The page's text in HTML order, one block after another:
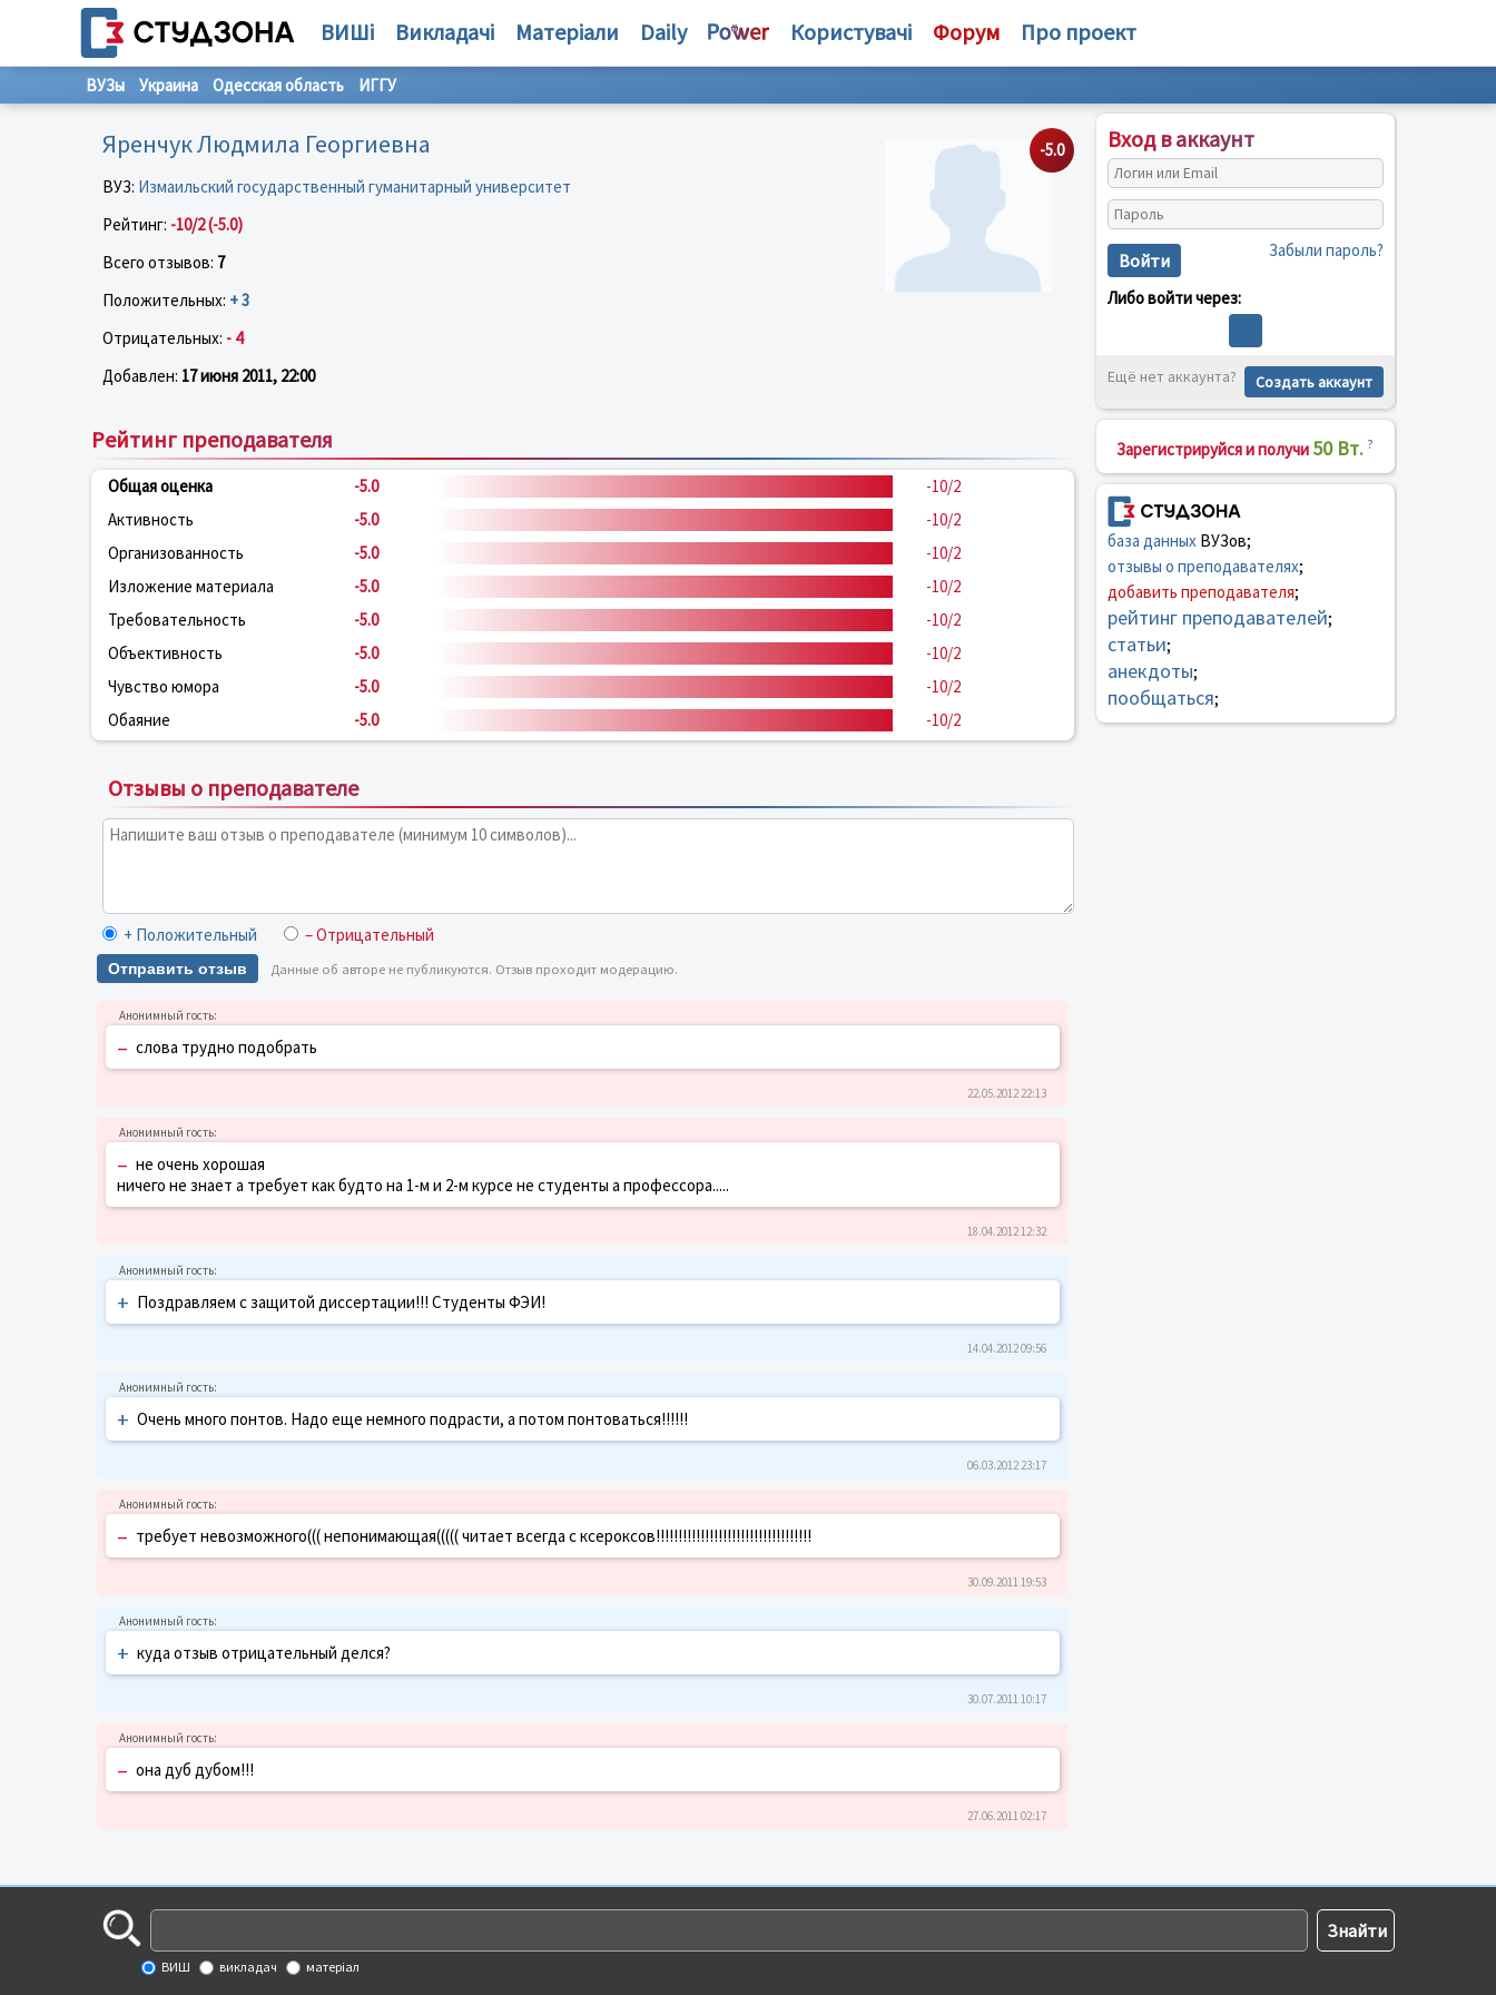
ВИШі Викладачі Матеріали Daily Користувачі Форум Про проект
ВУЗы Украина Одесская область ИГГУ
-5.0
Яренчук Людмила Георгиевна
ВУЗ: Измаильский государственный гуманитарный университет
Рейтинг: -10/2 (-5.0)
Всего отзывов: 7
Положительных: + 3
Отрицательных: - 4
Добавлен: 17 июня 2011, 22:00
Рейтинг преподавателя
Общая оценка -5.0
-10/2
Активность
-5.0
-10/2
Организованность
-5.0
-10/2
Изложение материала
-5.0
-10/2
Требовательность
-5.0
-10/2
Объективность
-5.0
-10/2
Чувство юмора
-5.0
-10/2
Обаяние
-5.0 -10/2
Отзывы о преподавателе
+ Положительный – Отрицательный
Отправить отзыв Данные об авторе не публикуются. Отзыв проходит модерацию.
– слова трудно подобрать
22.05.2012 22:13
– не очень хорошая
ничего не знает а требует как будто на 1-м и 2-м курсе не студенты а профессора.....
18.04.2012 12:32
+ Поздравляем с защитой диссертации!!! Студенты ФЭИ!
14.04.2012 09:56
+ Очень много понтов. Надо еще немного подрасти, а потом понтоваться!!!!!!
06.03.2012 23:17
– требует невозможного((( непонимающая((((( читает всегда с ксероксов!!!!!!!!!!!!!!!!!!!!!!!!!!!!!!!!!!!
30.09.2011 19:53
+ куда отзыв отрицательный делся?
30.07.2011 10:17
– она дуб дубом!!!
27.06.2011 02:17
Вход в аккаунт
Войти Забыли пароль?
Либо войти через:
Ещё нет аккаунта? Создать аккаунт
Зарегистрируйся и получи 50 Вт. ?
база данныхВУЗов;
отзывы о преподавателях;
добавить преподавателя;
рейтинг преподавателей;
статьи;
анекдоты;
пообщаться;
ВИШ викладач матеріал